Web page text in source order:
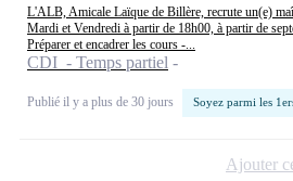
L'ALB, Amicale Laïque de Billère, recrute un(e)
Mardi et Vendredi à partir de 18h00, à partir de
Préparer et encadrer les cours -...
CDI - Temps partiel
Publié il y a plus de 30 jours Soyez parmi les
Ajouter